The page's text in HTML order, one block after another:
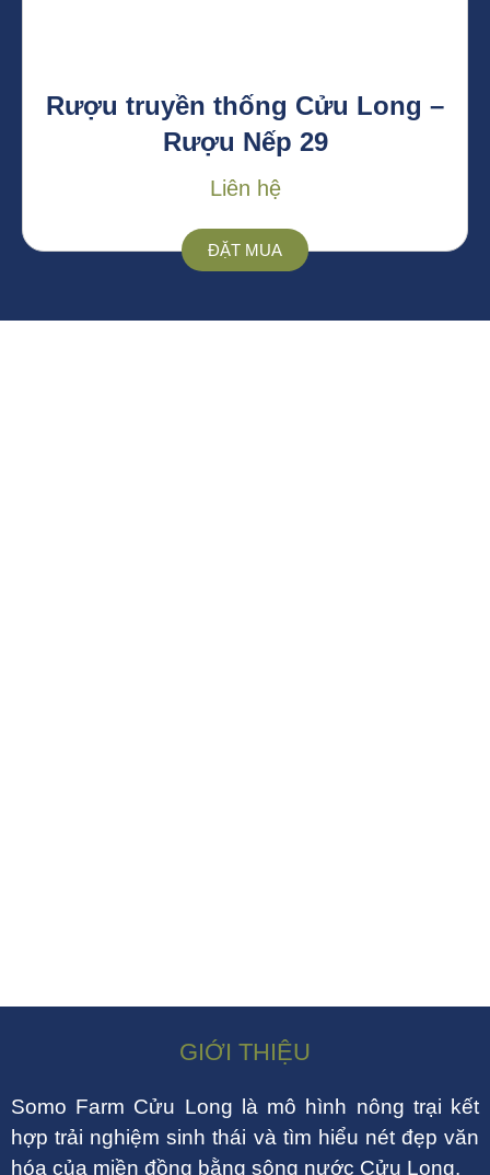
Rượu truyền thống Cửu Long –
Rượu Nếp 29
Liên hệ
ĐẶT MUA
GIỚI THIỆU
Somo Farm Cửu Long là mô hình nông trại kết
hợp trải nghiệm sinh thái và tìm hiểu nét đẹp văn
hóa của miền đồng bằng sông nước Cửu Long.